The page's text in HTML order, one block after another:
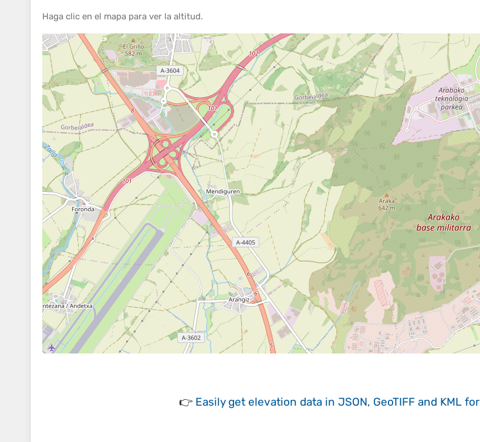
Haga clic en el mapa para ver la altitud.
👉 Easily get elevation data in JSON, GeoTIFF and KML